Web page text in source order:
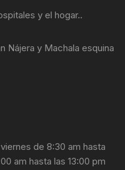
y el hogar..
Nájera y Machala esquina
de 8:30 am hasta
am hasta las 13:00 pm